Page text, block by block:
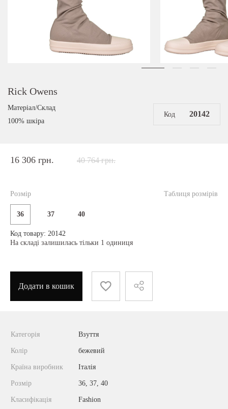
Rick Owens
Матеріал/Склад
100% шкіра
Код 20142
16 306 грн. 40 764 грн.
Таблиця розмірів
Розмір
36 37 40
Код товару: 20142
На складі залишилась тільки 1 одиниця
Додати в кошик
Категорія Взуття
Колір бежевий
Країна виробник Італія
Розмір 36, 37, 40
Класифікація Fashion